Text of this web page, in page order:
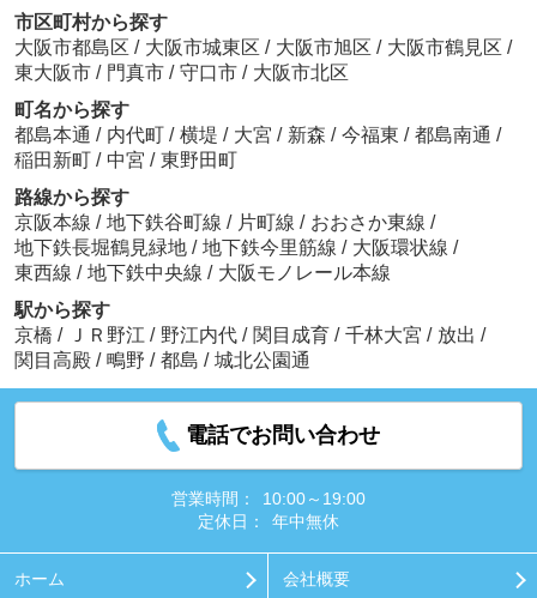
市区町村から探す
大阪市都島区 / 大阪市城東区 / 大阪市旭区 / 大阪市鶴見区 /
東大阪市 / 門真市 / 守口市 / 大阪市北区
町名から探す
都島本通 / 内代町 / 横堤 / 大宮 / 新森 / 今福東 / 都島南通 /
稲田新町 / 中宮 / 東野田町
路線から探す
京阪本線 / 地下鉄谷町線 / 片町線 / おおさか東線 /
地下鉄長堀鶴見緑地 / 地下鉄今里筋線 / 大阪環状線 /
東西線 / 地下鉄中央線 / 大阪モノレール本線
駅から探す
京橋 / ＪＲ野江 / 野江内代 / 関目成育 / 千林大宮 / 放出 /
関目高殿 / 鴫野 / 都島 / 城北公園通
電話でお問い合わせ
営業時間：
10:00～19:00
定休日：
年中無休
ホーム 会社概要